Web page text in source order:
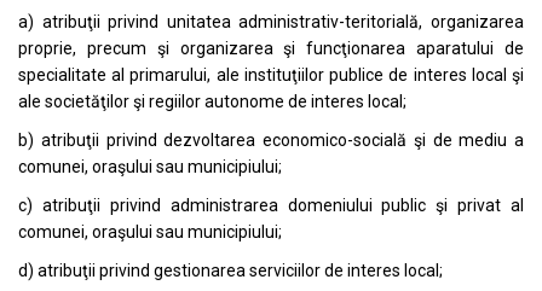
a) atribuţii privind unitatea administrativ-teritorială, organizarea
proprie, precum şi organizarea şi funcţionarea aparatului de
specialitate al primarului, ale instituţiilor publice de interes local şi
ale societăţilor şi regiilor autonome de interes local;
b) atribuţii privind dezvoltarea economico-socială şi de mediu a
comunei, oraşului sau municipiului;
c) atribuţii privind administrarea domeniului public şi privat al
comunei, oraşului sau municipiului;
d) atribuţii privind gestionarea serviciilor de interes local;